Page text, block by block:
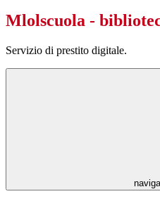
Mlolscuola -
Servizio di prestito digitale.